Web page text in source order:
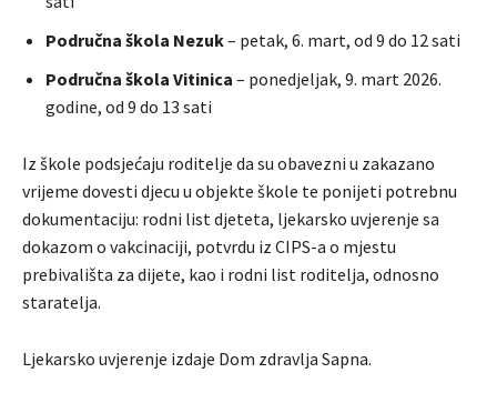
Područna škola Nezuk– petak, 6. mart, od 9 do 12 sati
Područna škola Vitinica – ponedjeljak, 9. mart 2026.
godine, od 9 do 13 sati
Iz škole podsjećaju roditelje da su obavezni u zakazano
vrijeme dovesti djecu u objekte škole te ponijeti potrebnu
dokumentaciju: rodni list djeteta, ljekarsko uvjerenje sa
dokazom o vakcinaciji, potvrdu iz CIPS-a o mjestu
prebivališta za dijete, kao i rodni list roditelja, odnosno
staratelja.
Ljekarsko uvjerenje izdaje Dom zdravlja Sapna.